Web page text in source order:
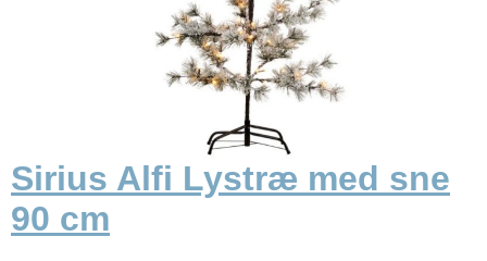
Sirius Alfi Lystræ med sne
90 cm